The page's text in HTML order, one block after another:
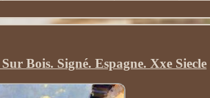
Bois. Signé. Espagne. Xxe Siecle